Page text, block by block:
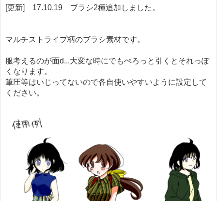
[更新] 17.10.19 ブラシ2種追加しました。
マルチストライプ柄のブラシ素材です。
服考えるのが面d...大変な時にでもぺろっと引くとそれっぽ
くなります。
筆圧等はいじってないので各自使いやすいように設定して
ください。